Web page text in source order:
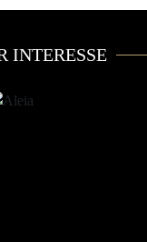
INTERESSE